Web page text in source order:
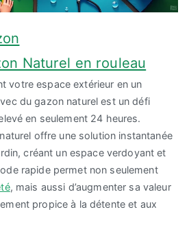
Naturel en rouleau
votre espace extérieur en un
du gazon naturel est un défi
en seulement 24 heures.
offre une solution instantanée
créant un espace verdoyant et
rapide permet non seulement
, mais aussi d’augmenter sa valeur
propice à la détente et aux